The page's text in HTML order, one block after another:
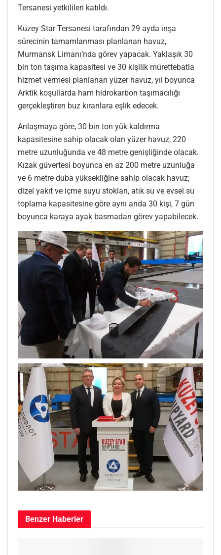
Tersanesi yetkilileri katıldı.
Kuzey Star Tersanesi tarafından 29 ayda inşa
sürecinin tamamlanması planlanan havuz,
Murmansk Limanı’nda görev yapacak. Yaklaşık 30
bin ton taşıma kapasitesi ve 30 kişilik mürettebatla
hizmet vermesi planlanan yüzer havuz, yıl boyunca
Arktik koşullarda ham hidrokarbon taşımacılığı
gerçekleştiren buz kıranlara eşlik edecek.
Anlaşmaya göre, 30 bin ton yük kaldırma
kapasitesine sahip olacak olan yüzer havuz, 220
metre uzunluğunda ve 48 metre genişliğinde olacak.
Kızak güvertesi boyunca en az 200 metre uzunluğa
ve 6 metre duba yüksekliğine sahip olacak havuz;
dizel yakıt ve içme suyu stokları, atık su ve evsel su
toplama kapasitesine göre aynı anda 30 kişi, 7 gün
boyunca karaya ayak basmadan görev yapabilecek.
Benzer Haberler